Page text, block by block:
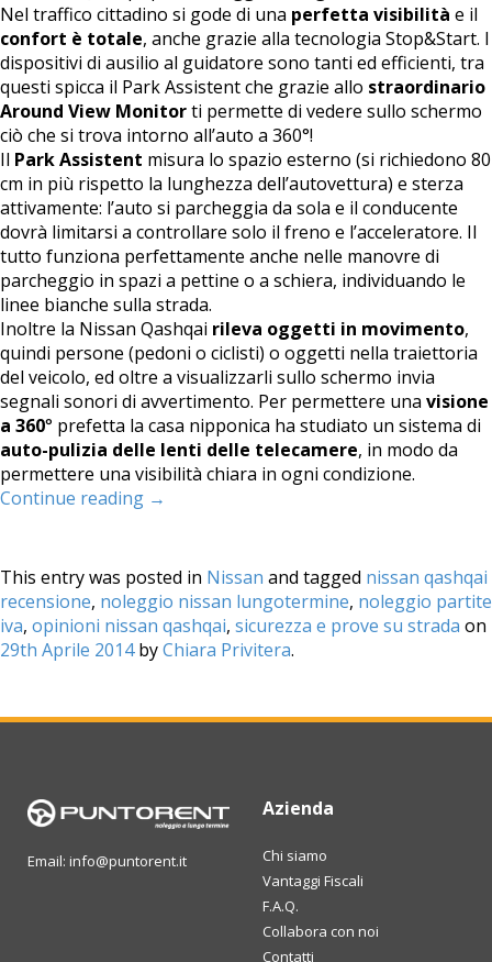
Nel traffico cittadino si gode di una perfetta visibilità e il
confort è totale, anche grazie alla tecnologia Stop&Start. I
dispositivi di ausilio al guidatore sono tanti ed efficienti, tra
questi spicca il Park Assistent che grazie allo straordinario
Around View Monitorti permette di vedere sullo schermo
ciò che si trova intorno all’auto a 360°!
Il Park Assistent misura lo spazio esterno (si richiedono 80
cm in più rispetto la lunghezza dell’autovettura) e sterza
attivamente: l’auto si parcheggia da sola e il conducente
dovrà limitarsi a controllare solo il freno e l’acceleratore. Il
tutto funziona perfettamente anche nelle manovre di
parcheggio in spazi a pettine o a schiera, individuando le
linee bianche sulla strada.
Inoltre la Nissan Qashqai rileva oggetti in movimento,
quindi persone (pedoni o ciclisti) o oggetti nella traiettoria
del veicolo, ed oltre a visualizzarli sullo schermo invia
segnali sonori di avvertimento. Per permettere una visione
a 360° prefetta la casa nipponica ha studiato un sistema di
auto-pulizia delle lenti delle telecamere, in modo da
permettere una visibilità chiara in ogni condizione.
Continue reading →
This entry was posted in Nissan and tagged nissan qashqai
recensione, noleggio nissan lungotermine, noleggio partite
iva, opinioni nissan qashqai, sicurezza e prove su strada on
29th Aprile 2014byChiara Privitera.
Email: info@puntorent.it
Azienda
Chi siamo
Vantaggi Fiscali
F.A.Q.
Collabora con noi
Contatti